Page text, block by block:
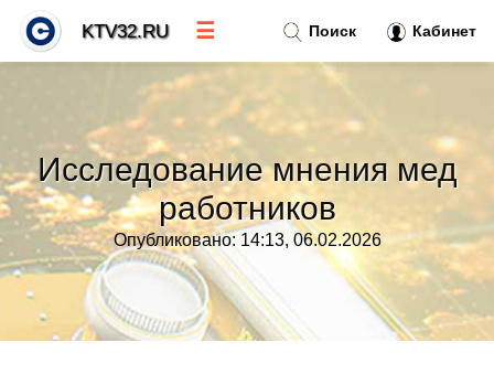
Исследование мнения мед
работников
Опубликовано: 14:13, 06.02.2026
Поиск Кабинет
KTV32.RU ☰
Тренды новостей»
Рубрики»
Правила»